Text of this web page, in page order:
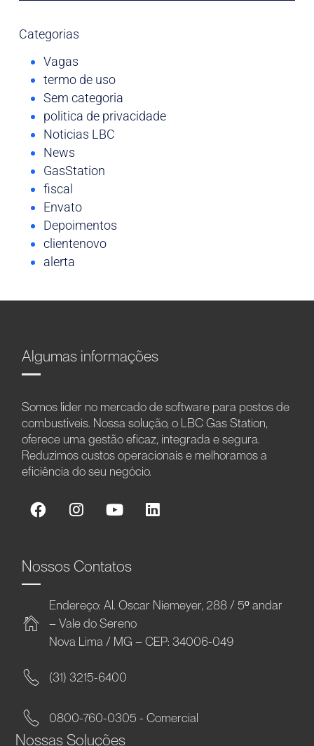
Categorias
Vagas
termo de uso
Sem categoria
politica de privacidade
Noticias LBC
News
GasStation
fiscal
Envato
Depoimentos
clientenovo
alerta
Algumas informações
Somos líder no mercado de software para postos de
combustíveis. Nossa solução, o LBC Gas Station,
oferece uma gestão eficaz, integrada e segura.
Reduzimos custos operacionais e melhoramos a
eficiência do seu negócio.
Nossos Contatos
Endereço: Al. Oscar Niemeyer, 288 / 5º andar
– Vale do Sereno
Nova Lima / MG – CEP: 34006-049
(31) 3215-6400
0800-760-0305 - Comercial
Nossas Soluções